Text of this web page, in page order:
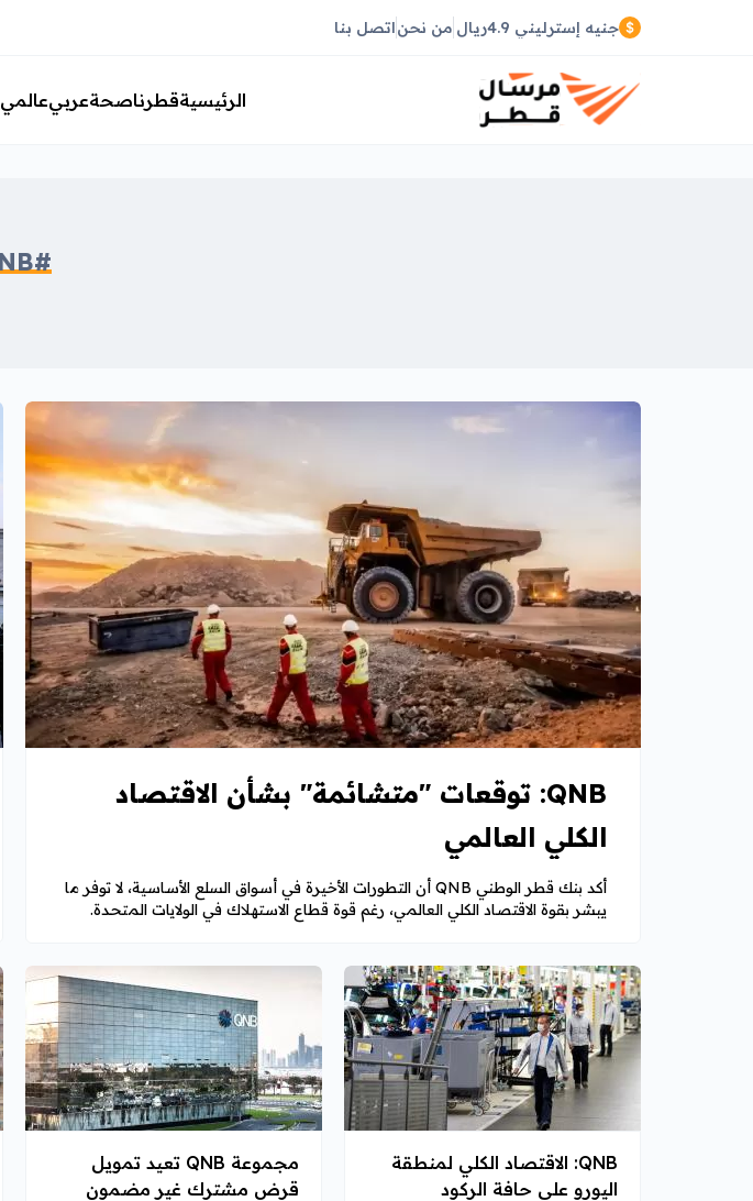
جنيه إسترليني 4.9ريال من نحناتصل بنا
الرئيسيةقطرناصحةعربيعالمي
#QNB
QNB: توقعات "متشائمة" بشأن الاقتصاد
الكلي العالمي
أكد بنك قطر الوطني QNB أن التطورات الأخيرة في أسواق السلع الأساسية، لا توفر ما
يبشر بقوة الاقتصاد الكلي العالمي، رغم قوة قطاع الاستهلاك في الولايات المتحدة.
QNB: الاقتصاد الكلي لمنطقة
اليورو على حافة الركود
مجموعة QNB تعيد تمويل
قرض مشترك غير مضمون